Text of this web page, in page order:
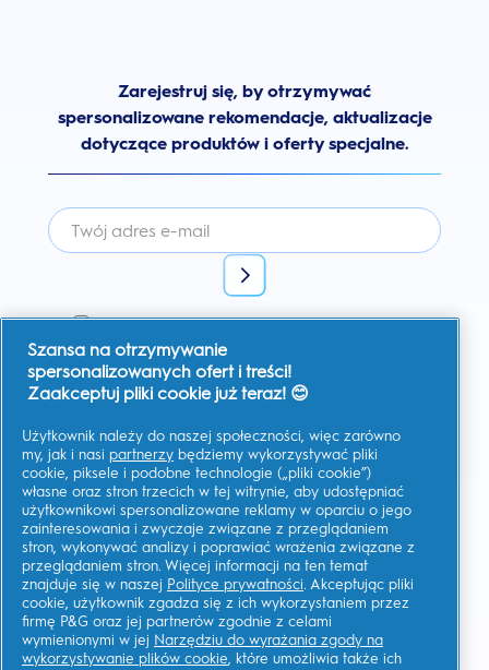
Zarejestruj się, by otrzymywać
spersonalizowane rekomendacje, aktualizacje
dotyczące produktów i oferty specjalne.
Wyrażam zgodę na otrzymywanie spersonalizowanej
komunikacji na temat ofert, aktualności i innych inicjatyw
promocyjnych od Oral-B i innych
poczty elektronicznej i kanałów komunikacji online. W każdej
chwili mogęzrezygnować z subskrypcji.
stronie, korzystanie z usług, a także, zależnie od udzielonej
zgody, wysyłać wiadomości marketingowe, w tym
spersonalizowane reklamy w mediach online.Dowiedz się
więcej.
Aby uzyskać więcej informacji na temat przetwarzania Twoich
danych osobowych i praw do prywatności, przeczytaj więcej
tutajlub zapoznaj się z naszą pełną Polityką ochrony
Prywatność.
Musisz mieć co najmniej 18 lat orazwyrazić zgodę na nasz
Regulamin.
Moje Dane
Szansa na otrzymywanie
spersonalizowanych ofert i treści!
Zaakceptuj pliki cookie już teraz! 😊
Użytkownik należy do naszej społeczności, więc zarówno
my, jak i nasi partnerzy będziemy wykorzystywać pliki
cookie, piksele i podobne technologie („pliki cookie”)
własne oraz stron trzecich w tej witrynie, aby udostępniać
użytkownikowi spersonalizowane reklamy w oparciu o jego
zainteresowania i zwyczaje związane z przeglądaniem
stron, wykonywać analizy i poprawiać wrażenia związane z
przeglądaniem stron. Więcej informacji na ten temat
znajduje się w naszej Polityce prywatności. Akceptując pliki
cookie, użytkownik zgadza się z ich wykorzystaniem przez
firmę P&G oraz jej partnerów zgodnie z celami
wymienionymi w jej Narzędziu do wyrażania zgody na
wykorzystywanie plików cookie, które umożliwia także ich